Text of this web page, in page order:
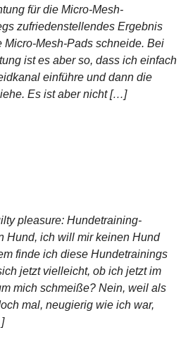
für die Micro-Mesh-
zufriedenstellendes Ergebnis
Micro-Mesh-Pads schneide. Bei
ist es aber so, dass ich einfach
einführe und dann die
Es ist aber nicht […]
pleasure: Hundetraining-
Hund, ich will mir keinen Hund
finde ich diese Hundetrainings
jetzt vielleicht, ob ich jetzt im
mich schmeiße? Nein, weil als
mal, neugierig wie ich war,